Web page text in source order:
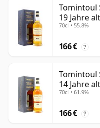
Tomintoul
19 Jahre alt
70cl • 55.8%
166 € ?
Tomintoul
14 Jahre alt
70cl • 61.9%
166 € ?